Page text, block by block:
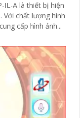
IL-A là thiết bị hiện
cấp hình ảnh...